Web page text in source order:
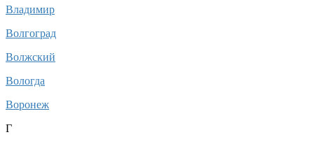
Владимир
Волгоград
Волжский
Вологда
Воронеж
Г